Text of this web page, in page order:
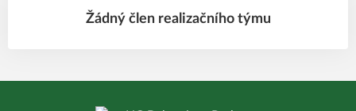
Žádný člen realizačního týmu